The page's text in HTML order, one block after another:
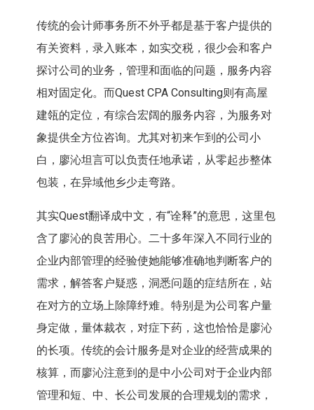
传统的会计师事务所不外乎都是基于客户提供的
有关资料，录入账本，如实交税，很少会和客户
探讨公司的业务，管理和面临的问题，服务内容
相对固定化。而Quest CPA Consulting则有高屋
建瓴的定位，有综合宏阔的服务内容，为服务对
象提供全方位咨询。尤其对初来乍到的公司小
白，廖沁坦言可以负责任地承诺，从零起步整体
包装，在异域他乡少走弯路。
其实Quest翻译成中文，有“诠释”的意思，这里包
含了廖沁的良苦用心。二十多年深入不同行业的
企业内部管理的经验使她能够准确地判断客户的
需求，解答客户疑惑，洞悉问题的症结所在，站
在对方的立场上除障纾难。特别是为公司客户量
身定做，量体裁衣，对症下药，这也恰恰是廖沁
的长项。传统的会计服务是对企业的经营成果的
核算，而廖沁注意到的是中小公司对于企业内部
管理和短、中、长公司发展的合理规划的需求，